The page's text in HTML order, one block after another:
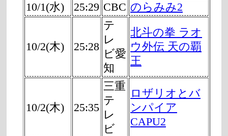
10/1(水) 25:29 CBC のらみみ2
10/2(木) 25:28
テ
レ
ビ愛
知
北斗の拳 ラオ
ウ外伝 天の覇
王
10/2(木) 25:35
三重
テ
レ
ビ
ロザリオとバ
ンパイア
CAPU2